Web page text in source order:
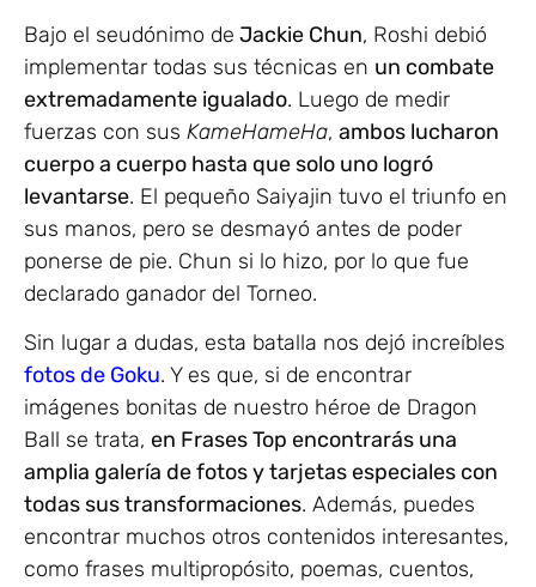
Bajo el seudónimo de Jackie Chun, Roshi debió
implementar todas sus técnicas en un combate
extremadamente igualado. Luego de medir
fuerzas con sus KameHameHa, ambos lucharon
cuerpo a cuerpo hasta que solo uno logró
levantarse. El pequeño Saiyajin tuvo el triunfo en
sus manos, pero se desmayó antes de poder
ponerse de pie. Chun si lo hizo, por lo que fue
declarado ganador del Torneo.
Sin lugar a dudas, esta batalla nos dejó increíbles
fotos de Goku. Y es que, si de encontrar
imágenes bonitas de nuestro héroe de Dragon
Ball se trata, en Frases Top encontrarás una
amplia galería de fotos y tarjetas especiales con
todas sus transformaciones. Además, puedes
encontrar muchos otros contenidos interesantes,
como frases multipropósito, poemas, cuentos,